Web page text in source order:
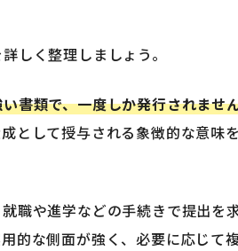
しく整理しましょう。
書類で、一度しか発行されませ
として授与される象徴的な意味
職や進学などの手続きで提出を
な側面が強く、必要に応じて